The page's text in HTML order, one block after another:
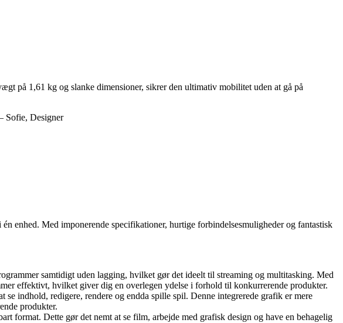
på 1,61 kg og slanke dimensioner, sikrer den ultimativ mobilitet uden at gå på
Sofie, Designer
enhed. Med imponerende specifikationer, hurtige forbindelsesmuligheder og fantastisk
samtidigt uden lagging, hvilket gør det ideelt til streaming og multitasking. Med
effektivt, hvilket giver dig en overlegen ydelse i forhold til konkurrerende produkter.
indhold, redigere, rendere og endda spille spil. Denne integrerede grafik er mere
produkter.
Dette gør det nemt at se film, arbejde med grafisk design og have en behagelig